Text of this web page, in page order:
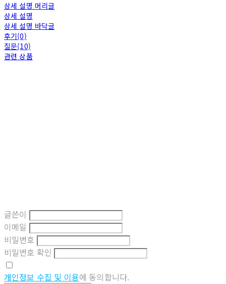
상세 설명 머리글
상세 설명
상세 설명 바닥글
후기(0)
질문(10)
관련 상품
글쓴이
이메일
비밀번호
비밀번호 확인
개인정보 수집 및 이용에 동의합니다.